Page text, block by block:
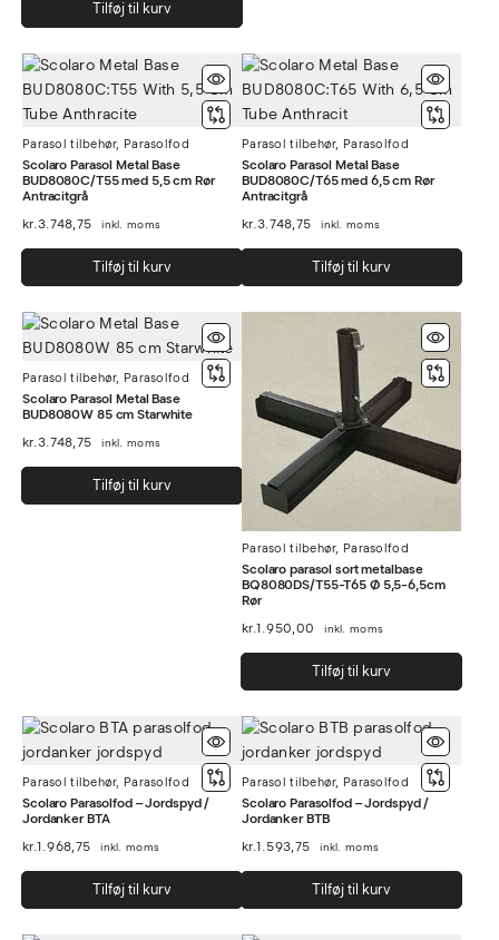
Tilføj til kurv
Parasol tilbehør, Parasolfod
Scolaro Parasol Metal Base
BUD8080C/T55 med 5,5 cm Rør
Antracitgrå
kr.3.748,75 inkl. moms
Tilføj til kurv
Parasol tilbehør, Parasolfod
Scolaro Parasol Metal Base
BUD8080C/T65 med 6,5 cm Rør
Antracitgrå
kr.3.748,75 inkl. moms
Tilføj til kurv
Parasol tilbehør, Parasolfod
Scolaro Parasol Metal Base
BUD8080W 85 cm Starwhite
kr.3.748,75 inkl. moms
Tilføj til kurv
Parasol tilbehør, Parasolfod
Scolaro parasol sort metalbase
BQ8080DS/T55-T65 Ø 5,5-6,5cm
Rør
kr.1.950,00 inkl. moms
Tilføj til kurv
Parasol tilbehør, Parasolfod
Scolaro Parasolfod – Jordspyd /
Jordanker BTA
kr.1.968,75 inkl. moms
Tilføj til kurv
Parasol tilbehør, Parasolfod
Scolaro Parasolfod – Jordspyd /
Jordanker BTB
kr.1.593,75 inkl. moms
Tilføj til kurv